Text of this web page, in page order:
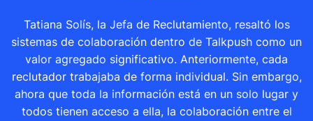
Tatiana Solís, la Jefa de Reclutamiento, resaltó los
sistemas de colaboración dentro de Talkpush como un
valor agregado significativo. Anteriormente, cada
reclutador trabajaba de forma individual. Sin embargo,
ahora que toda la información está en un solo lugar y
todos tienen acceso a ella, la colaboración entre el